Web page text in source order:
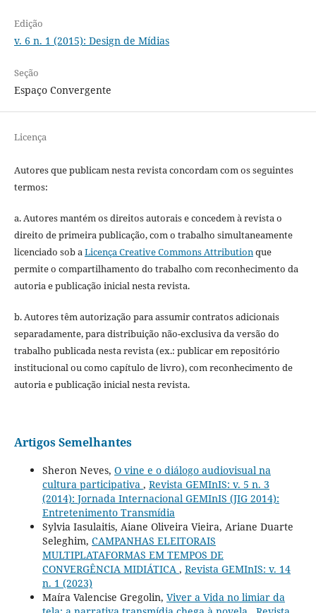
Edição
v. 6 n. 1 (2015): Design de Mídias
Seção
Espaço Convergente
Licença
Autores que publicam nesta revista concordam com os seguintes
termos:
a. Autores mantém os direitos autorais e concedem à revista o
direito de primeira publicação, com o trabalho simultaneamente
licenciado sob aLicença Creative Commons Attributionque
permite o compartilhamento do trabalho com reconhecimento da
autoria e publicação inicial nesta revista.
b. Autores têm autorização para assumir contratos adicionais
separadamente, para distribuição não-exclusiva da versão do
trabalho publicada nesta revista (ex.: publicar em repositório
institucional ou como capítulo de livro), com reconhecimento de
autoria e publicação inicial nesta revista.
Artigos Semelhantes
Sheron Neves, O vine e o diálogo audiovisual na
cultura participativa , Revista GEMInIS: v. 5 n. 3
(2014): Jornada Internacional GEMInIS (JIG 2014):
Entretenimento Transmídia
Sylvia Iasulaitis, Aiane Oliveira Vieira, Ariane Duarte
Seleghim, CAMPANHAS ELEITORAIS
MULTIPLATAFORMAS EM TEMPOS DE
CONVERGÊNCIA MIDIÁTICA , Revista GEMInIS: v. 14
n. 1 (2023)
Maíra Valencise Gregolin, Viver a Vida no limiar da